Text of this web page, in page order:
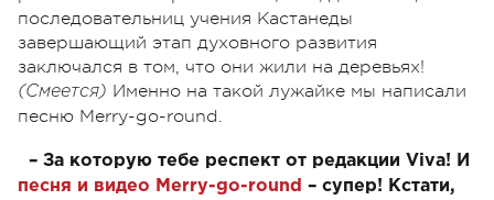
последовательниц учения Кастанеды
завершающий этап духовного развития
заключался в том, что они жили на деревьях!
(Смеется) Именно на такой лужайке мы написали
песню Merry-go-round.
– За которую тебе респект от редакции Viva! И
песня и видео Merry-go-round – супер! Кстати,